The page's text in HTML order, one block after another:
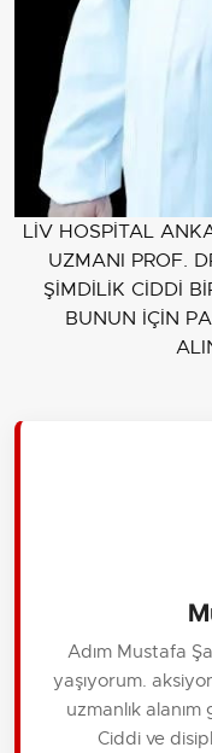
LİV HOSPİTAL
UZMANI PROF.
ŞİMDİLİK CİDDİ
BUNUN İÇİN
Adım Mustafa
yaşıyorum.
uzmanlık
Ciddi ve